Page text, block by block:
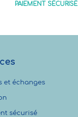
PAIEMENT SÉCURISÉ
et échanges
sécurisé